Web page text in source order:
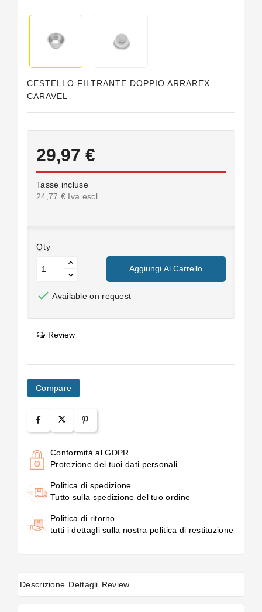
CESTELLO FILTRANTE DOPPIO ARRAREX
CARAVEL
29,97 €
Tasse incluse
24,77 € Iva escl.
Qty
Aggiungi Al Carrello
 Available on request
Review
Compare
Conformità al GDPR
Protezione dei tuoi dati personali
Politica di spedizione
Tutto sulla spedizione del tuo ordine
Politica di ritorno
tutti i dettagli sulla nostra politica di restituzione
Descrizione Dettagli Review